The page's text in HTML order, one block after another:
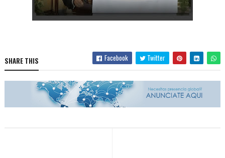
SHARE THIS Facebook Twitter